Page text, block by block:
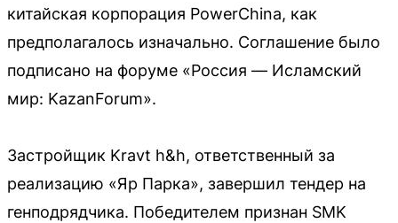
китайская корпорация PowerChina, как
предполагалось изначально. Соглашение было
подписано на форуме «Россия — Исламский
мир: KazanForum».
Застройщик Kravt h&h, ответственный за
реализацию «Яр Парка», завершил тендер на
генподрядчика. Победителем признан SMK